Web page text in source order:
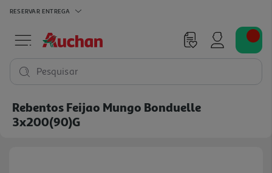
RESERVAR ENTREGA
Pesquisar
Rebentos Feijao Mungo Bonduelle
3x200(90)g